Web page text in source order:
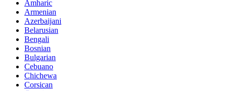
Amharic
Armenian
Azerbaijani
Belarusian
Bengali
Bosnian
Bulgarian
Cebuano
Chichewa
Corsican